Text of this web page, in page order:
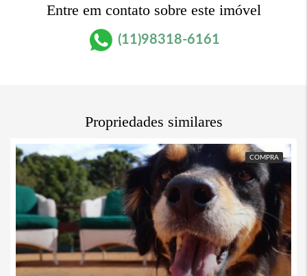
Entre em contato sobre este imóvel
(11)98318-6161
Propriedades similares
COMPRA